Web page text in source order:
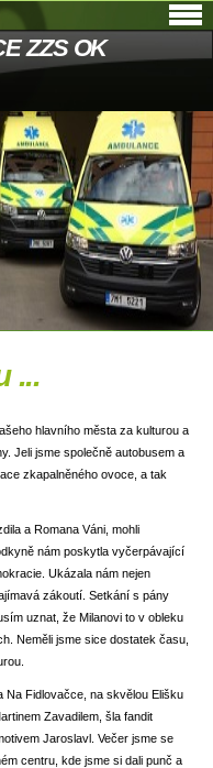
ZZS OK
...
hlavního města za kulturou a
Jeli jsme společně autobusem a
zkapalněného ovoce, a tak
a Romana Váni, mohli
nám poskytla vyčerpávající
Ukázala nám nejen
zákoutí. Setkání s pány
uznat, že Milanovi to v obleku
Neměli jsme sice dostatek času,
Na Fidlovačce, na skvělou Elišku
Zavadilem, šla fandit
Jaroslavl. Večer jsme se
centru, kde jsme si dali punč a